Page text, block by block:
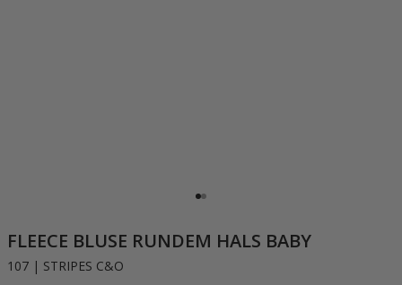
Gehe zu Element 1
Gehe zu Element 2
FLEECE BLUSE RUNDEM HALS BABY
107 | STRIPES C&O